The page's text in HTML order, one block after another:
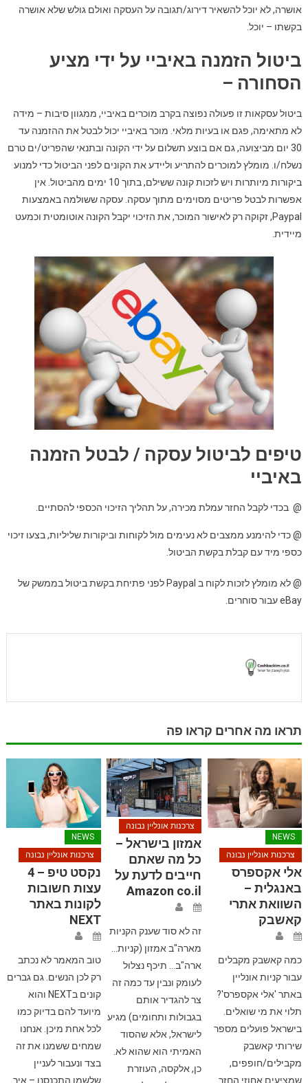
אושרה, לא יוכל להשאיר דירוג/תגובה על העסקה ואולם גולש שלא אושרה
בקשתו – יוכל.
ביטול הזמנה באיביי על ידי מציע
הסחורה –
ביטול עסקאות זו פעולה נפוצה בקרב מוכרים באיביי, ממגוון סיבות – מידה
לא מתאימה, פגם או בעיות מלאי. מוכר באיביי יכול לבטל את ההזמנה עד
30 יום מביצועה, גם אם בוצע תשלום על ידי הקונה ובתנאי שהפריט/ים טרם
נשלח/ו. מומלץ למוכרים להתריע וליידע את הקונים לפני הביטול כדי למנוע
ביקורות מיותרות ויש לזכות קונה ששילם, בתוך 10 ימים מהביטול. אין
אפשרות לבטל פריטים מסוימים מתוך עסקה. עסקה ששולמה באמצעות
Paypal, זקוקה רק לאישור המוכר, את הזיכוי יקבל הקונה אוטומטית וכמעט
מיידית.
טיפים לביטול עסקה / לבטל הזמנה
באיביי
@ בכדי לקבל החזר עמלת מכירה, על תהליך הזיכוי הכספי להסתיים.
@ כדי להימנע ממצבים לא נעימים מול לקוחות וביקורות שליליות, בצעו זיכוי
כספי מיד עם קבלת בקשת הביטול.
@ לא מומלץ לזכות לקוח ב Paypal לפני פתיחת בקשת ביטול בממשק של
eBay עבור סוחרים.
תראו מה אחרים קראו פה
NEWS
צרכנות אונליין נבונה
נקסט טיפ – 4
עצות חשובות
לקונות באתר
NEXT
טוב המאמר לא נכתב
רק לכן הנשים. גם גברים
קונים בNEXT והוא
מיועד להם בדיוק כמו
לכל אחת מיכן. אנחנו
שמחים ששמנו את זה
בצד ונעבור לעניין
שלשמו התכנסנו – איך
צרכנות אונליין נבונה
אמזון בישראל –
כל מה שאתם
חייבים לדעת על
Amazon co.il
זה לא סוד שענק הקניות
מארה"ב אמזון (קניות…
ארה"ב… תיכף נצלול
לעומק ונבין עד כמה זה
צר להגדיר אותם
בגבולות ותחומים) מגיע
לישראל, אלא שהסוד
האמיתי הוא שהוא לא.
כן, אלקסה, העוזרת
NEWS
צרכנות אונליין נבונה
אלי אקספרס
באנגלית –
השוואת אתרי
קאשבק
כמה קאשבק מקבלים
עבור קניות אונליין
באתר 'אלי אקספרס'?
תלוי את מי שואלים.
בישראל פועלים מספר
שירותי קאשבק
מקבילים/חופפים,
שמציעים אחוזי החזר